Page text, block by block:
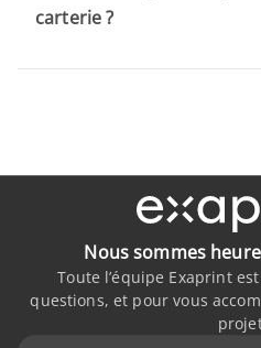
carterie ?
Nous sommes
Toute l’équipe Exaprint
questions, et pour vous